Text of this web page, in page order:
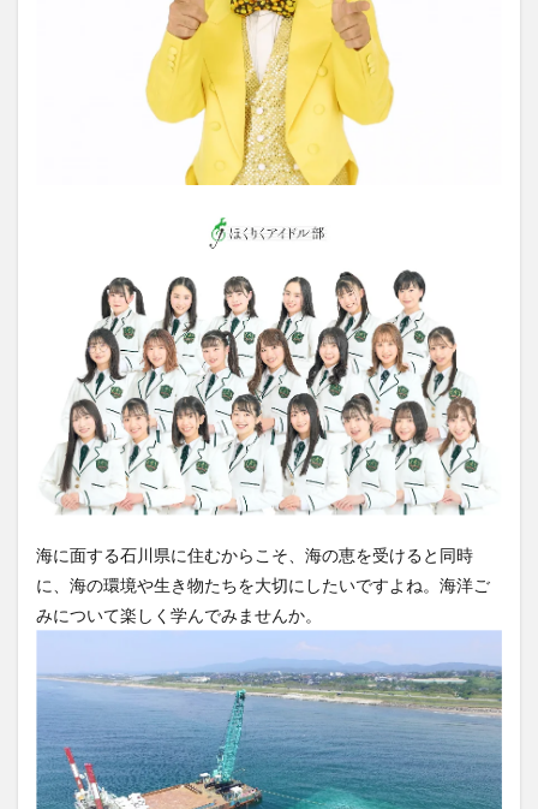
海に面する石川県に住むからこそ、海の恵を受けると同時
に、海の環境や生き物たちを大切にしたいですよね。海洋ご
みについて楽しく学んでみませんか。